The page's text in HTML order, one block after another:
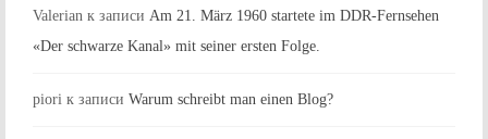
Valerian к записи Am 21. März 1960 startete im DDR-Fernsehen
«Der schwarze Kanal» mit seiner ersten Folge.
piori к записи Warum schreibt man einen Blog?